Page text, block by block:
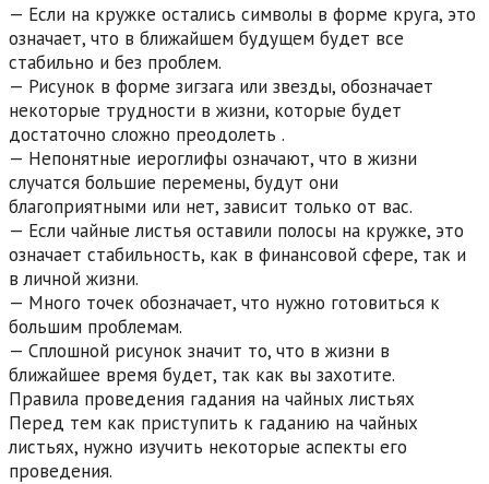
— Если на кружке остались символы в форме круга, это
означает, что в ближайшем будущем будет все
стабильно и без проблем.
— Рисунок в форме зигзага или звезды, обозначает
некоторые трудности в жизни, которые будет
достаточно сложно преодолеть .
— Непонятные иероглифы означают, что в жизни
случатся большие перемены, будут они
благоприятными или нет, зависит только от вас.
— Если чайные листья оставили полосы на кружке, это
означает стабильность, как в финансовой сфере, так и
в личной жизни.
— Много точек обозначает, что нужно готовиться к
большим проблемам.
— Сплошной рисунок значит то, что в жизни в
ближайшее время будет, так как вы захотите.
Правила проведения гадания на чайных листьях
Перед тем как приступить к гаданию на чайных
листьях, нужно изучить некоторые аспекты его
проведения.